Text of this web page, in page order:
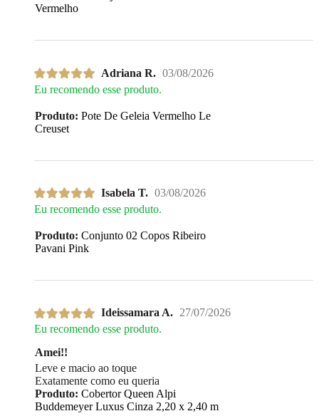
Vermelho
Adriana R. 03/08/2026
Eu recomendo esse produto.
Produto: Pote De Geleia Vermelho Le
Creuset
Isabela T. 03/08/2026
Eu recomendo esse produto.
Produto: Conjunto 02 Copos Ribeiro
Pavani Pink
Ideissamara A. 27/07/2026
Eu recomendo esse produto.
Amei!!
Leve e macio ao toque
Exatamente como eu queria
Produto: Cobertor Queen Alpi
Buddemeyer Luxus Cinza 2,20 x 2,40 m